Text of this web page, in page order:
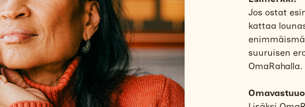
Jos ostat
kattaa
suuruisen
OmaRahalla.